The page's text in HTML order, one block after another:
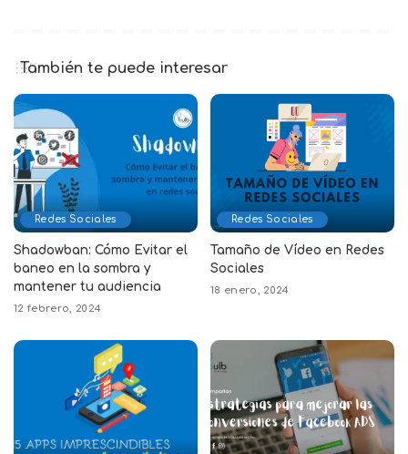
También te puede interesar
Redes Sociales
Shadowban: Cómo Evitar el
baneo en la sombra y
mantener tu audiencia
12 febrero, 2024
Redes Sociales
Tamaño de Vídeo en Redes
Sociales
18 enero, 2024